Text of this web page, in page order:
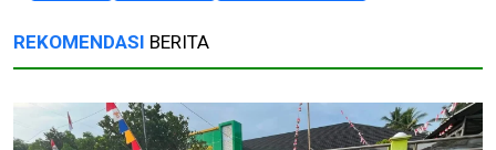
REKOMENDASI BERITA